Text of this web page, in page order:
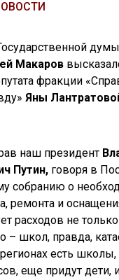
Макаров
фракции
Яны
наш президент
Путин, говоря в
собранию о
ремонта и
расходов не
– школ, правда,
есть школы,
еще придут дети,